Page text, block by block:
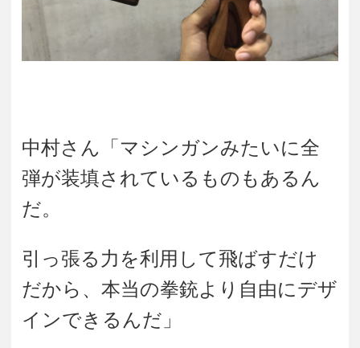
中村さん「マシンガンみたいに全
弾が装填されているものもあるん
だ。
引っ張る力を利用して飛ばすだけ
だから、本当の拳銃より自由にデザ
インできるんだ」